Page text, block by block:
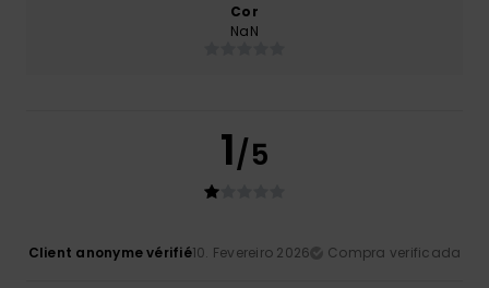
Cor
NaN
1/5
Client anonyme vérifié10. Fevereiro 2026 Compra verificada